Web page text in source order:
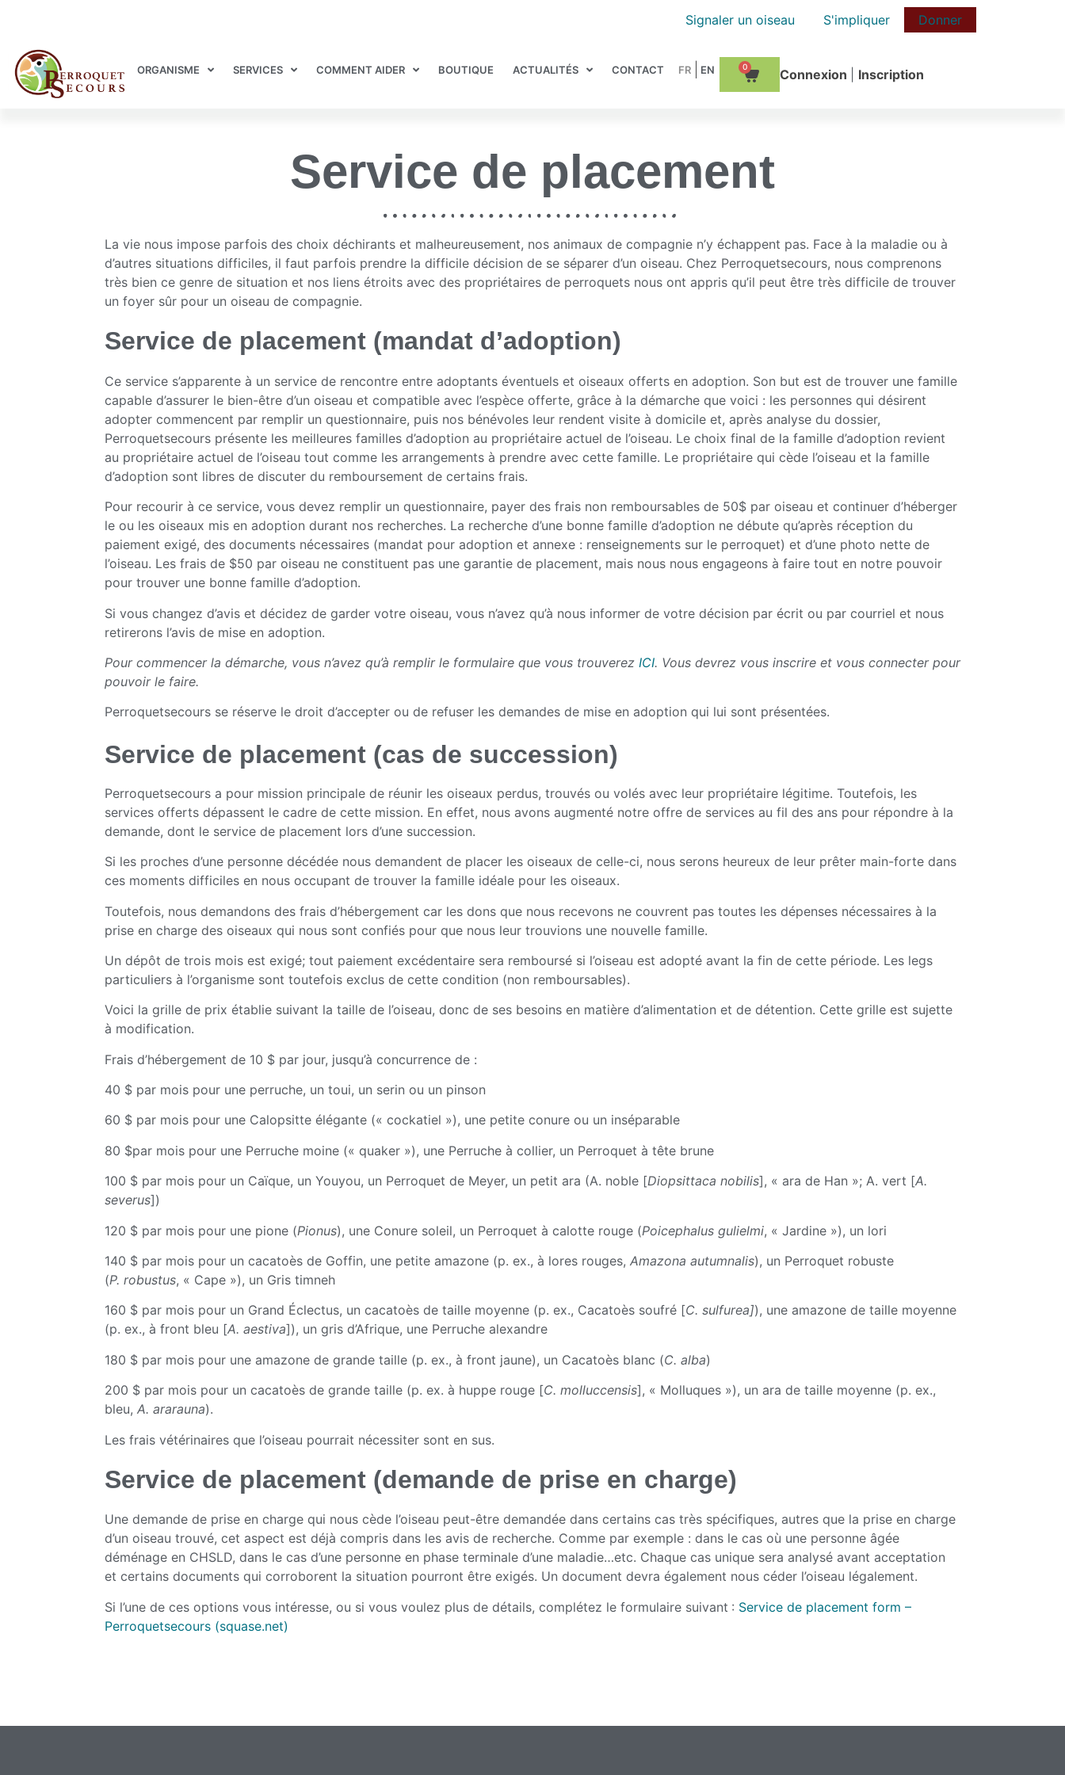
Signaler un oiseau S'impliquer Donner
ORGANISME SERVICES COMMENT AIDER BOUTIQUE ACTUALITÉS CONTACT 0 Сonnexion Inscription
Service de placement
La vie nous impose parfois des choix déchirants et malheureusement, nos animaux de compagnie n’y échappent pas. Face à la maladie ou à
d’autres situations difficiles, il faut parfois prendre la difficile décision de se séparer d’un oiseau. Chez Perroquetsecours, nous comprenons
très bien ce genre de situation et nos liens étroits avec des propriétaires de perroquets nous ont appris qu’il peut être très difficile de trouver
un foyer sûr pour un oiseau de compagnie.
Service de placement (mandat d’adoption)
Ce service s’apparente à un service de rencontre entre adoptants éventuels et oiseaux offerts en adoption. Son but est de trouver une famille
capable d’assurer le bien-être d’un oiseau et compatible avec l’espèce offerte, grâce à la démarche que voici : les personnes qui désirent
adopter commencent par remplir un questionnaire, puis nos bénévoles leur rendent visite à domicile et, après analyse du dossier,
Perroquetsecours présente les meilleures familles d’adoption au propriétaire actuel de l’oiseau. Le choix final de la famille d’adoption revient
au propriétaire actuel de l’oiseau tout comme les arrangements à prendre avec cette famille. Le propriétaire qui cède l’oiseau et la famille
d’adoption sont libres de discuter du remboursement de certains frais.
Pour recourir à ce service, vous devez remplir un questionnaire, payer des frais non remboursables de 50$ par oiseau et continuer d’héberger
le ou les oiseaux mis en adoption durant nos recherches. La recherche d’une bonne famille d’adoption ne débute qu’après réception du
paiement exigé, des documents nécessaires (mandat pour adoption et annexe : renseignements sur le perroquet) et d’une photo nette de
l’oiseau. Les frais de $50 par oiseau ne constituent pas une garantie de placement, mais nous nous engageons à faire tout en notre pouvoir
pour trouver une bonne famille d’adoption.
Si vous changez d’avis et décidez de garder votre oiseau, vous n’avez qu’à nous informer de votre décision par écrit ou par courriel et nous
retirerons l’avis de mise en adoption.
Pour commencer la démarche, vous n’avez qu’à remplir le formulaire que vous trouverez ICI. Vous devrez vous inscrire et vous connecter pour
pouvoir le faire.
Perroquetsecours se réserve le droit d’accepter ou de refuser les demandes de mise en adoption qui lui sont présentées.
Service de placement (cas de succession)
Perroquetsecours a pour mission principale de réunir les oiseaux perdus, trouvés ou volés avec leur propriétaire légitime. Toutefois, les
services offerts dépassent le cadre de cette mission. En effet, nous avons augmenté notre offre de services au fil des ans pour répondre à la
demande, dont le service de placement lors d’une succession.
Si les proches d’une personne décédée nous demandent de placer les oiseaux de celle-ci, nous serons heureux de leur prêter main-forte dans
ces moments difficiles en nous occupant de trouver la famille idéale pour les oiseaux.
Toutefois, nous demandons des frais d’hébergement car les dons que nous recevons ne couvrent pas toutes les dépenses nécessaires à la
prise en charge des oiseaux qui nous sont confiés pour que nous leur trouvions une nouvelle famille.
Un dépôt de trois mois est exigé; tout paiement excédentaire sera remboursé si l’oiseau est adopté avant la fin de cette période. Les legs
particuliers à l’organisme sont toutefois exclus de cette condition (non remboursables).
Voici la grille de prix établie suivant la taille de l’oiseau, donc de ses besoins en matière d’alimentation et de détention. Cette grille est sujette
à modification.
Frais d’hébergement de 10 $ par jour, jusqu’à concurrence de :
40 $ par mois pour une perruche, un toui, un serin ou un pinson
60 $ par mois pour une Calopsitte élégante (« cockatiel »), une petite conure ou un inséparable
80 $par mois pour une Perruche moine (« quaker »), une Perruche à collier, un Perroquet à tête brune
100 $ par mois pour un Caïque, un Youyou, un Perroquet de Meyer, un petit ara (A. noble [Diopsittaca nobilis], « ara de Han »; A. vert [A.
severus])
120 $ par mois pour une pione (Pionus), une Conure soleil, un Perroquet à calotte rouge (Poicephalus gulielmi, « Jardine »), un lori
140 $ par mois pour un cacatoès de Goffin, une petite amazone (p. ex., à lores rouges, Amazona autumnalis), un Perroquet robuste
(P. robustus, « Cape »), un Gris timneh
160 $ par mois pour un Grand Éclectus, un cacatoès de taille moyenne (p. ex., Cacatoès soufré [C. sulfurea]), une amazone de taille moyenne
(p. ex., à front bleu [A. aestiva]), un gris d’Afrique, une Perruche alexandre
180 $ par mois pour une amazone de grande taille (p. ex., à front jaune), un Cacatoès blanc (C. alba)
200 $ par mois pour un cacatoès de grande taille (p. ex. à huppe rouge [C. molluccensis], « Molluques »), un ara de taille moyenne (p. ex.,
bleu, A. ararauna).
Les frais vétérinaires que l’oiseau pourrait nécessiter sont en sus.
Service de placement (demande de prise en charge)
Une demande de prise en charge qui nous cède l’oiseau peut-être demandée dans certains cas très spécifiques, autres que la prise en charge
d’un oiseau trouvé, cet aspect est déjà compris dans les avis de recherche. Comme par exemple : dans le cas où une personne âgée
déménage en CHSLD, dans le cas d’une personne en phase terminale d’une maladie…etc. Chaque cas unique sera analysé avant acceptation
et certains documents qui corroborent la situation pourront être exigés. Un document devra également nous céder l’oiseau légalement.
Si l’une de ces options vous intéresse, ou si vous voulez plus de détails, complétez le formulaire suivant : Service de placement form –
Perroquetsecours (squase.net)